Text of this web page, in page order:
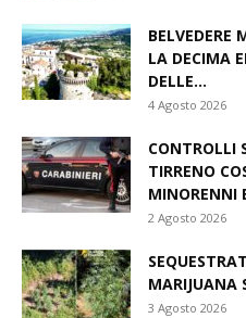
BELVEDERE
LA DECIMA
DELLE...
4 Agosto 2026
CONTROLLI
TIRRENO
MINORENNI
2 Agosto 2026
MARIJUANA
3 Agosto 2026